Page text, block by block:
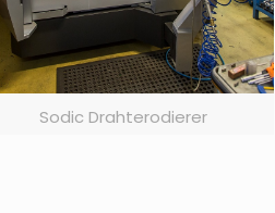
Sodic Drahterodierer